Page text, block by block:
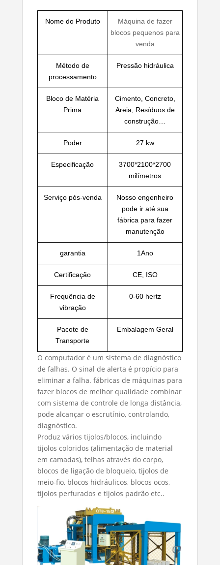
Nome do Produto
Máquina de fazer
blocos pequenos para
venda
Método de
processamento
Pressão hidráulica
Bloco de Matéria
Prima
Cimento, Concreto,
Areia, Resíduos de
construção…
Poder 27 kw
Especificação
3700*2100*2700
milímetros
Serviço pós-venda
Nosso engenheiro
pode ir até sua
fábrica para fazer
manutenção
garantia 1Ano
Certificação CE, ISO
Frequência de
vibração
0-60 hertz
Pacote de
Transporte
Embalagem Geral
O computador é um sistema de diagnóstico
de falhas. O sinal de alerta é propício para
eliminar a falha. fábricas de máquinas para
fazer blocos de melhor qualidade combinar
com sistema de controle de longa distância,
pode alcançar o escrutínio, controlando,
diagnóstico.
Produz vários tijolos/blocos, incluindo
tijolos coloridos (alimentação de material
em camadas), telhas através do corpo,
blocos de ligação de bloqueio, tijolos de
meio-fio, blocos hidráulicos, blocos ocos,
tijolos perfurados e tijolos padrão etc..